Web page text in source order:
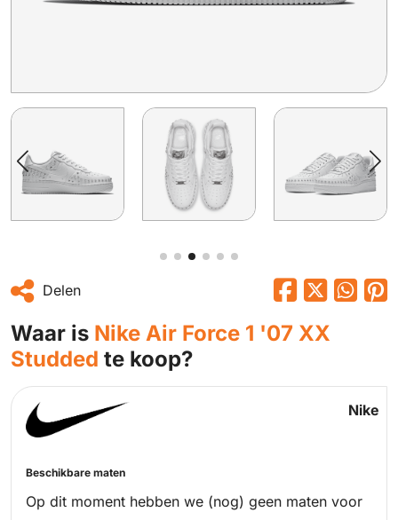
Delen
Waar is Nike Air Force 1 '07 XX
Studded te koop?
Nike
Beschikbare maten
Op dit moment hebben we (nog) geen maten voor